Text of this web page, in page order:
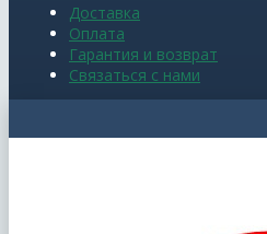
Доставка
Оплата
Гарантия и возврат
Связаться с нами